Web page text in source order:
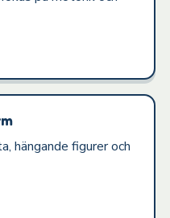
hängande figurer och